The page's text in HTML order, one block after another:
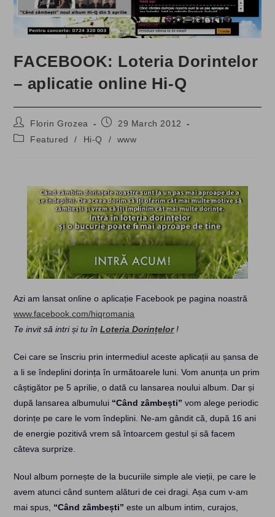
FACEBOOK: Loteria Dorintelor
– aplicatie online Hi-Q
Post
author:
Florin Grozea
Post29 March 2012
PostFeatured / Hi-Q / www
Azi am lansat online o aplicație Facebook pe pagina noastră
www.facebook.com/hiqromania
Te invit să intri și tu înLoteria Dorințelor!
Cei care se înscriu prin intermediul aceste aplicații au șansa de
a li se îndeplini dorința în următoarele luni. Vom anunța un prim
câștigător pe 5 aprilie, o dată cu lansarea noului album. Dar și
după lansarea albumului “Când zâmbești” vom alege periodic
dorințe pe care le vom îndeplini. Ne-am gândit că, după 16 ani
de energie pozitivă vrem să întoarcem gestul și să facem
câteva surprize.
Noul album pornește de la bucuriile simple ale vieții, pe care le
avem atunci când suntem alături de cei dragi. Așa cum v-am
mai spus, “Când zâmbești” este un album intim, curajos,